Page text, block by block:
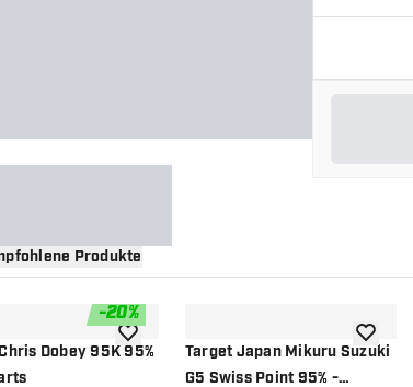
Produkte
-20%
Dobey 95K 95%Zur Wunschliste hinzufügen
Target Japan Mikuru Suzuki
G5 Swiss Point 95% -
Zur